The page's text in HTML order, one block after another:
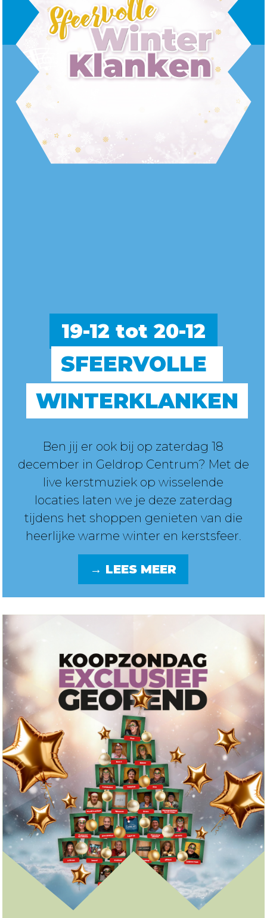
19-12 tot 20-12
SFEERVOLLE
WINTERKLANKEN
Ben jij er ook bij op zaterdag 18
december in Geldrop Centrum? Met de
live kerstmuziek op wisselende
locaties laten we je deze zaterdag
tijdens het shoppen genieten van die
heerlijke warme winter en kerstsfeer.
→ LEES MEER